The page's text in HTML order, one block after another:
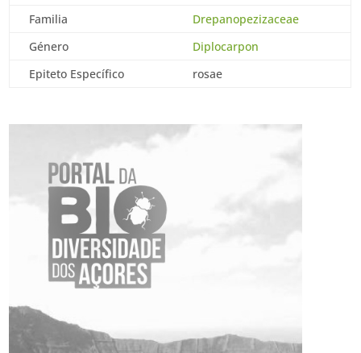
Familia
Drepanopezizaceae
Género
Diplocarpon
Epiteto Específico
rosae